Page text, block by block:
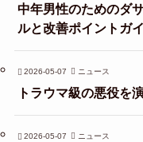
中年男性のためのダ
ルと改善ポイントガ
2026-05-07 ニュース
トラウマ級の悪役を
2026-05-07 ニュース